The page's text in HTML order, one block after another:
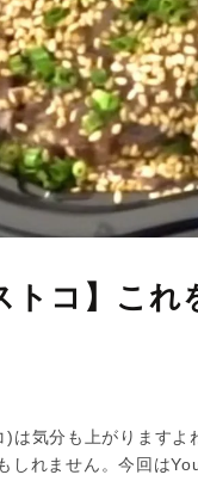
トコ】これ
は気分も上がります
しれません。今回は